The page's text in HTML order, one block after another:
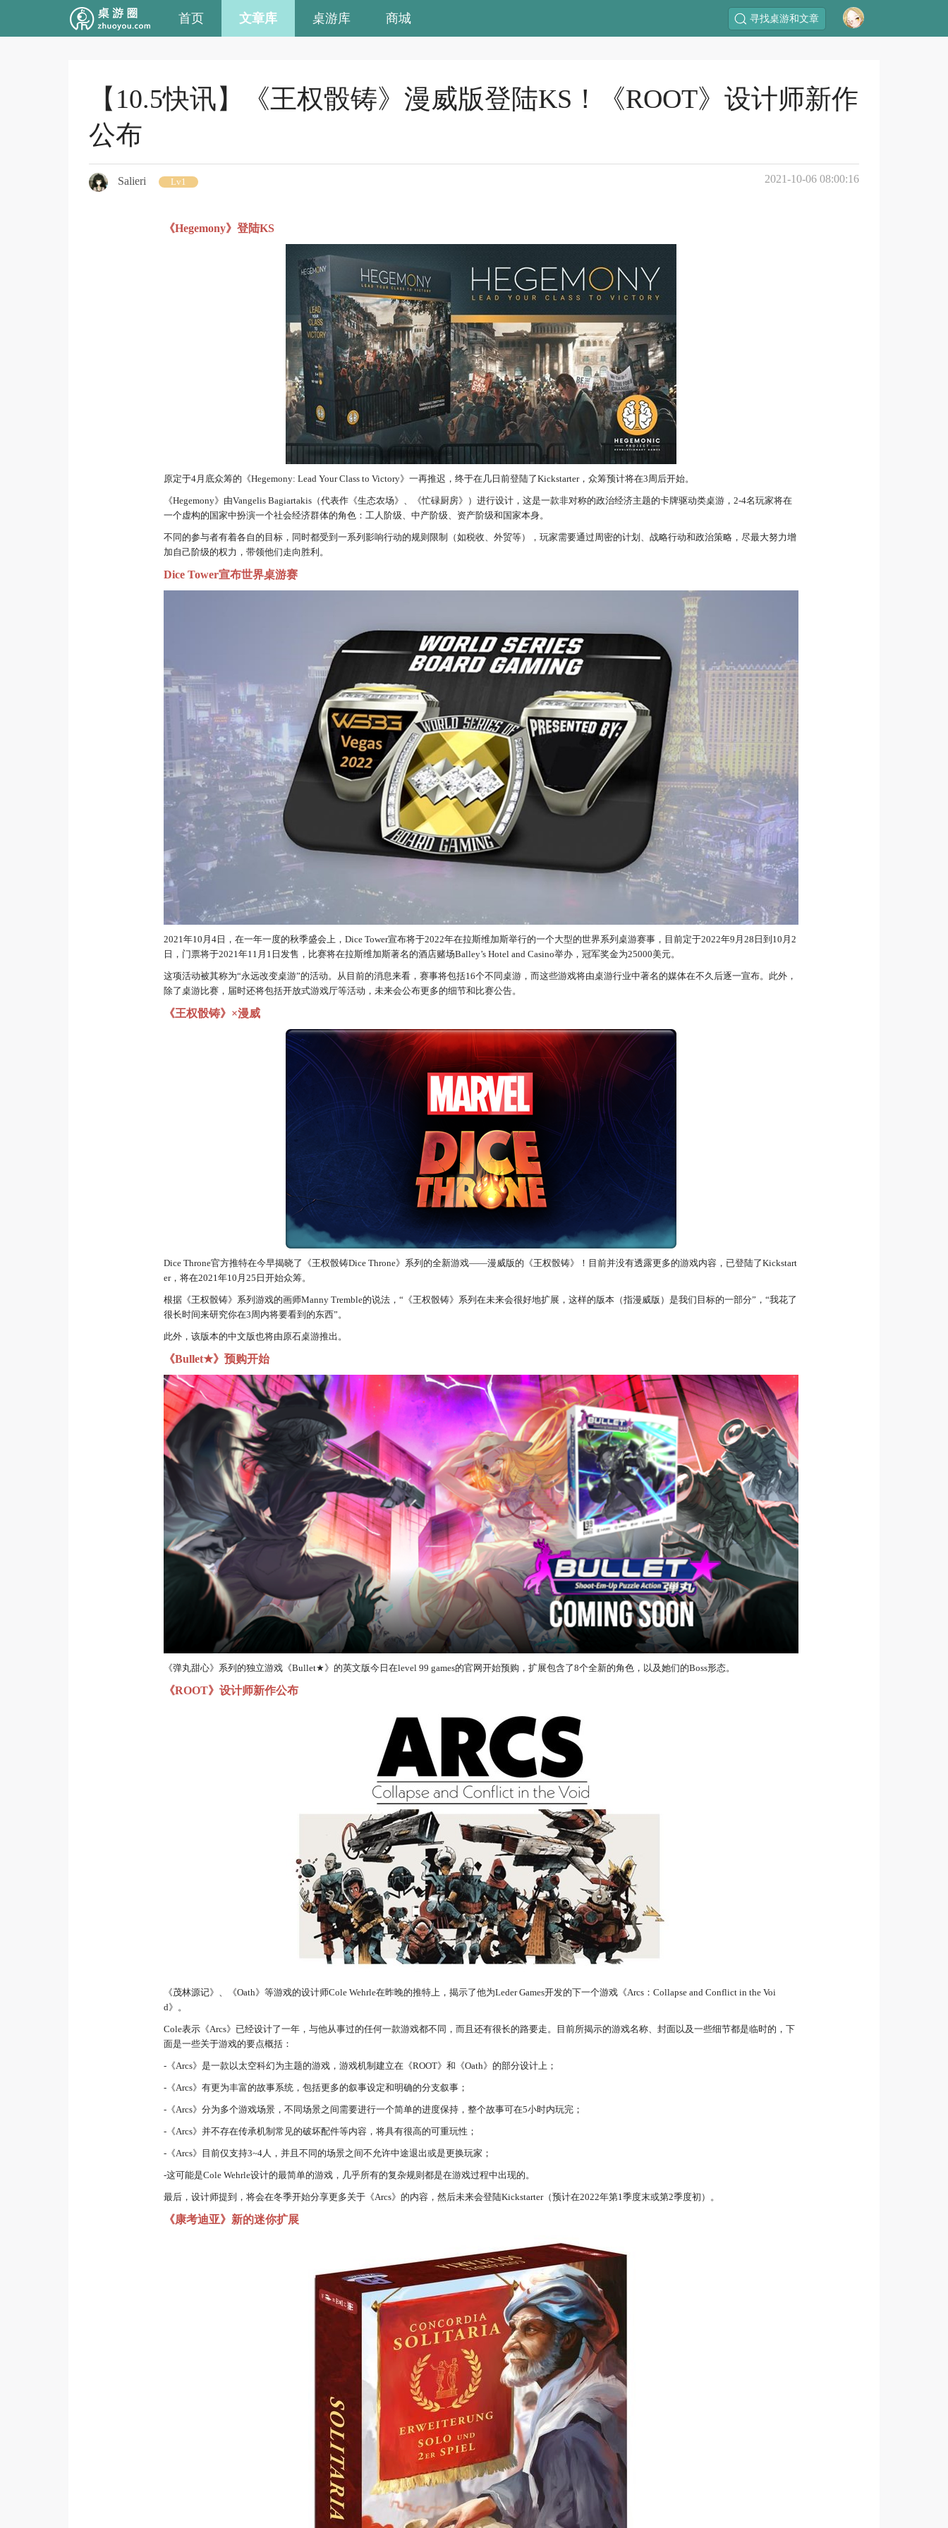
首页 文章库 桌游库 商城 寻找桌游和文章
【10.5快讯】《王权骰铸》漫威版登陆KS！《ROOT》设计师新作
公布
Salieri Lv1 2021-10-06 08:00:16
《Hegemony》登陆KS
原定于4月底众筹的《Hegemony: Lead Your Class to Victory》一再推迟，终于在几日前登陆了Kickstarter，众筹预计将在3周后开始。
《Hegemony》由Vangelis Bagiartakis（代表作《生态农场》、《忙碌厨房》）进行设计，这是一款非对称的政治经济主题的卡牌驱动类桌游，2-4名玩家将在
一个虚构的国家中扮演一个社会经济群体的角色：工人阶级、中产阶级、资产阶级和国家本身。
不同的参与者有着各自的目标，同时都受到一系列影响行动的规则限制（如税收、外贸等），玩家需要通过周密的计划、战略行动和政治策略，尽最大努力增
加自己阶级的权力，带领他们走向胜利。
Dice Tower宣布世界桌游赛
2021年10月4日，在一年一度的秋季盛会上，Dice Tower宣布将于2022年在拉斯维加斯举行的一个大型的世界系列桌游赛事，目前定于2022年9月28日到10月2
日，门票将于2021年11月1日发售， 比赛将在拉斯维加斯著名的酒店赌场Balley’s Hotel and Casino举办，冠军奖金为25000美元。
这项活动被其称为“永远改变桌游”的活动。
从目前的消息来看，赛事将包括16个不同桌游，而这些游戏将由桌游行业中著名的媒体在不久后逐一宣布。此外，
除了桌游比赛，届时还将包括开放式游戏厅等活动，未来会公布更多的细节和比赛公告。
《王权骰铸》×漫威
Dice Throne官方推特在今早揭晓了《王权骰铸Dice Throne》系列的全新游戏——漫威版的《王权骰铸》！目前并没有透露更多的游戏内容，已登陆了Kickstart
er，将在2021年10月25日开始众筹。
根据《王权骰铸》系列游戏的画师Manny Tremble的说法，“《王权骰铸》系列在未来会很好地扩展，这样的版本（指漫威版）是我们目标的一部分”，“我花了
很长时间来研究你在3周内将要看到的东西”。
此外，该版本的中文版也将由原石桌游推出。
《Bullet★》预购开始
《弹丸甜心》系列的独立游戏《Bullet★》的英文版今日在level 99 games的官网开始预购，扩展包含了8个全新的角色，以及她们的Boss形态。
《ROOT》设计师新作公布
《茂林源记》、《Oath》等游戏的设计师Cole Wehrle在昨晚的推特上，揭示了他为Leder Games开发的下一个游戏《Arcs：Collapse and Conflict in the Voi
d》。
Cole表示《Arcs》已经设计了一年，与他从事过的任何一款游戏都不同，而且还有很长的路要走。目前所揭示的游戏名称、封面以及一些细节都是临时的，下
面是一些关于游戏的要点概括：
-《Arcs》是一款以太空科幻为主题的游戏，游戏机制建立在《ROOT》和《Oath》的部分设计上；
-《Arcs》有更为丰富的故事系统，包括更多的叙事设定和明确的分支叙事；
-《Arcs》分为多个游戏场景，不同场景之间需要进行一个简单的进度保持，整个故事可在5小时内玩完；
-《Arcs》并不存在传承机制常见的破坏配件等内容，将具有很高的可重玩性；
-《Arcs》目前仅支持3~4人，并且不同的场景之间不允许中途退出或是更换玩家；
-这可能是Cole Wehrle设计的最简单的游戏，几乎所有的复杂规则都是在游戏过程中出现的。
最后，设计师提到，将会在冬季开始分享更多关于《Arcs》的内容，然后未来会登陆Kickstarter（预计在2022年第1季度末或第2季度初）。
《康考迪亚》新的迷你扩展